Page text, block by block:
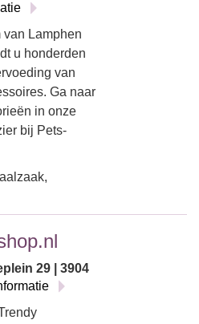
van Lamphen
u honderden
van
Ga naar
in onze
bij Pets-
29 | 3904